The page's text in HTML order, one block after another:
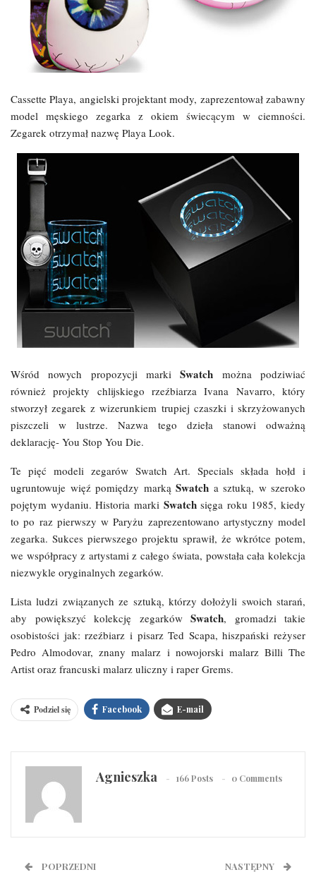
Cassette Playa, angielski projektant mody, zaprezentował zabawny
model męskiego zegarka z okiem świecącym w ciemności.
Zegarek otrzymał nazwę Playa Look.
Wśród nowych propozycji markiSwatch można podziwiać
również projekty chlijskiego rzeźbiarza Ivana Navarro, który
stworzył zegarek z wizerunkiem trupiej czaszki i skrzyżowanych
piszczeli w lustrze. Nazwa tego dzieła stanowi odważną
deklarację- You Stop You Die.
Te pięć modeli zegarów Swatch Art. Specials składa hołd i
ugruntowuje więź pomiędzy marką Swatch a sztuką, w szeroko
pojętym wydaniu. Historia marki Swatchsięga roku 1985, kiedy
to po raz pierwszy w Paryżu zaprezentowano artystyczny model
zegarka. Sukces pierwszego projektu sprawił, że wkrótce potem,
we współpracy z artystami z całego świata, powstała cała kolekcja
niezwykle oryginalnych zegarków.
Lista ludzi związanych ze sztuką, którzy dołożyli swoich starań,
aby powiększyć kolekcję zegarków Swatch, gromadzi takie
osobistości jak: rzeźbiarz i pisarz Ted Scapa, hiszpański reżyser
Pedro Almodovar, znany malarz i nowojorski malarz Billi The
Artist oraz francuski malarz uliczny i raper Grems.
Podziel się Facebook E-mail
Agnieszka 166 Posts 0 Comments
POPRZEDNI NASTĘPNY